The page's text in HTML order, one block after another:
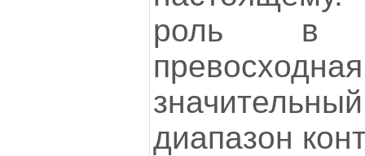
роль в
диапазон